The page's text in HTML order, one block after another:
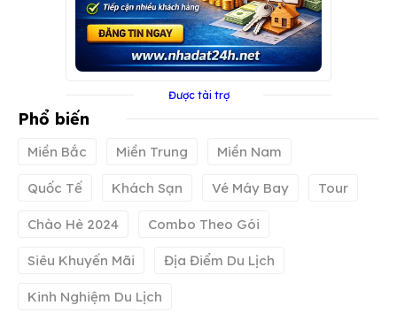
Được tài trợ
Phổ biến
Miền Bắc Miền Trung Miền Nam
Quốc Tế Khách Sạn Vé Máy Bay Tour
Chào Hè 2024 Combo Theo Gói
Siêu Khuyến Mãi Địa Điểm Du Lịch
Kinh Nghiệm Du Lịch